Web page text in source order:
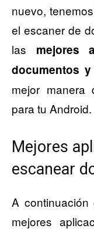
nuevo,
el escaner de
las mejores
documentos
mejor manera
para tu Android.
Mejores
escanear
A
mejores